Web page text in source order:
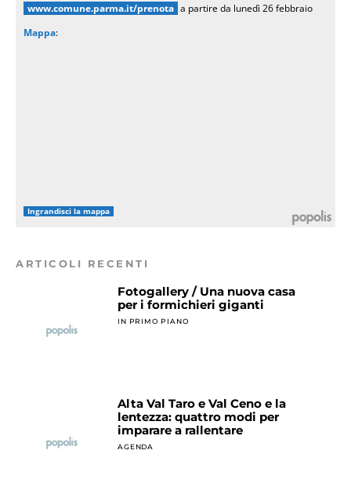
www.comune.parma.it/prenota a partire da lunedì 26 febbraio
Mappa:
Ingrandisci la mappa
ARTICOLI RECENTI
Fotogallery / Una nuova casa
per i formichieri giganti
IN PRIMO PIANO
Alta Val Taro e Val Ceno e la
lentezza: quattro modi per
imparare a rallentare
AGENDA